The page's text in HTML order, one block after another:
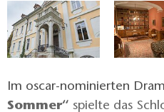
Im oscar-nominierten
Sommer“ spielte das